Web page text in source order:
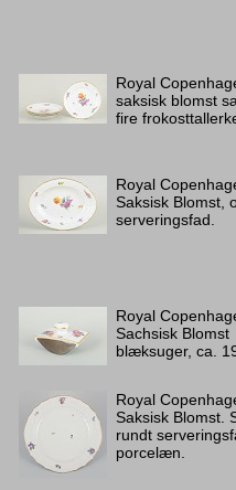
Royal
saksisk blomst
fire
Royal
Saksisk Blomst,
serveringsfad.
Royal
Sachsisk Blomst
blæksuger, ca.
Royal
Saksisk Blomst.
rundt
porcelæn.